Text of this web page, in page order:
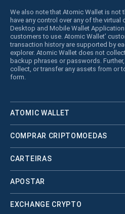
We also note that Atomic Wallet is not
have any control over any of the virtual
Desktop and Mobile Wallet
customers to use. Atomic Wallet’
transaction history are supported by
explorer. Atomic Wallet does not
backup phrases or passwords.
collect, or transfer any assets from or
form.
ATOMIC WALLET
COMPRAR CRIPTOMOEDAS
CARTEIRAS
APOSTAR
EXCHANGE CRYPTO